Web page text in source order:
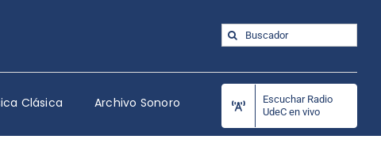
Buscar:
Clásica Archivo Sonoro
Escuchar Radio
UdeC en vivo